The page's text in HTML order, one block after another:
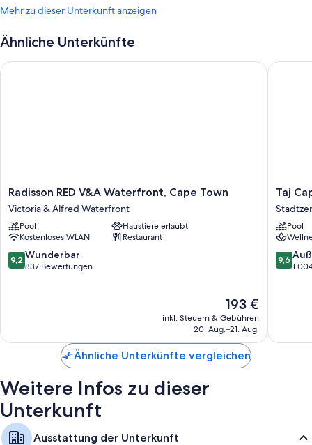
Mehr zu dieser Unterkunft anzeigen
Ähnliche Unterkünfte
Radisson
RED
V&A
Waterfront,
Cape
Town
Victoria
Radisson RED V&A Waterfront, Cape Town
Victoria & Alfred Waterfront
Pool
Haustiere erlaubt
Kostenloses WLAN
Restaurant
9.2
von
9,2 Wunderbar
837 Bewertungen
Der
Preis
beträgt
193 €
inkl. Steuern & Gebühren
20. Aug.–21. Aug.
Radisson RED V&A Waterfront, Cape Town
Taj
Cape
Town
von
Taj
Pool
9.6
von
9,6
Taj
Ähnliche Unterkünfte vergleichen
Weitere Infos zu dieser
Unterkunft
Ausstattung der Unterkunft